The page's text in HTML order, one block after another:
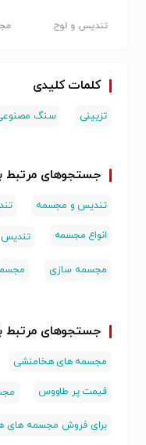
تندیس و لوح
کلمات کلیدی
تزیینی سنگ
جستجوهای مرتبط
تندیس و مجسمه
انواع مجسمه تندیس
مجسمه سازی
جستجوهای مرتبط
مجسمه های هخامنشی
قیمت پر طاووس
برای فروش مجسمه های